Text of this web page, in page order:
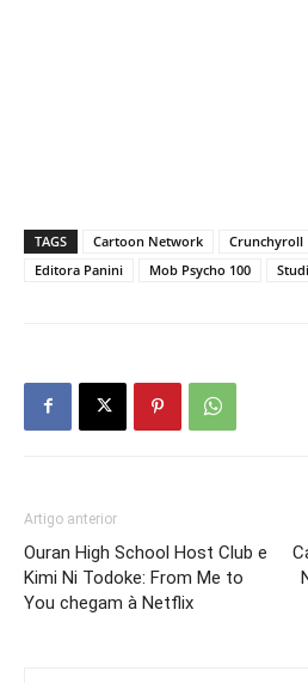
TAGS Cartoon Network Crunchyroll
Editora Panini
Mob Psycho 100
Artigo anterior
Ouran High School Host Club e
Kimi Ni Todoke: From Me to
You chegam à Netflix